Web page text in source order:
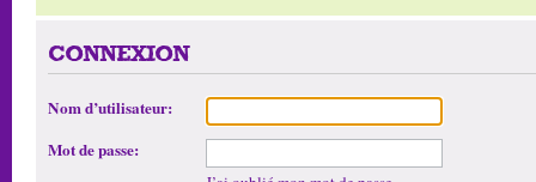
CONNEXION
Nom d’utilisateur:
Mot de passe: